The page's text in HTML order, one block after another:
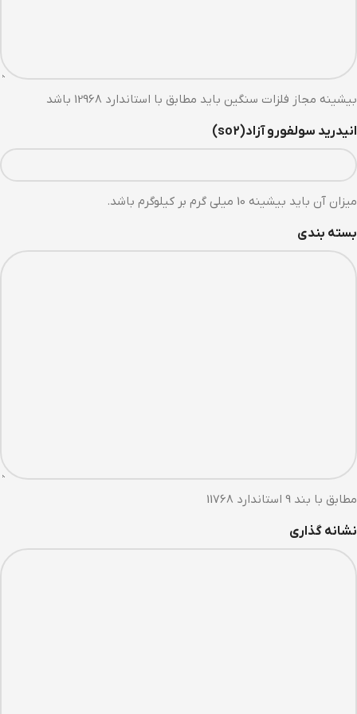
بیشینه مجاز فلزات سنگین باید مطابق با استاندارد 12968 باشد
انیدرید سولفورو آزاد(so2)
میزان آن باید بیشینه 10 میلی گرم بر کیلوگرم باشد.
بسته بندی
مطابق با بند 9 استاندارد 11768
نشانه گذاری